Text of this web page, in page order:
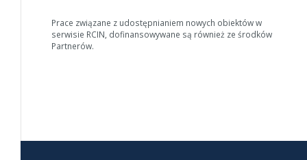
Prace związane z udostępnianiem nowych obiektów w
serwisie RCIN, dofinansowywane są również ze środków
Partnerów.